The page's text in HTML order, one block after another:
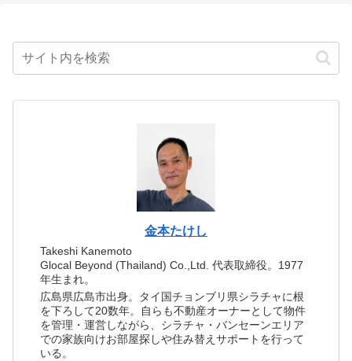
金本たけし
Takeshi Kanemoto
Glocal Beyond (Thailand) Co.,Ltd. 代表取締役。1977
年生まれ。
広島県広島市出身。タイ国チョンブリ県シラチャに根
を下ろして20数年。自らも不動産オーナーとして物件
を管理・運営しながら、シラチャ・バンセーンエリア
での家族向けお部屋探しや住み替えサポートを行って
いる。